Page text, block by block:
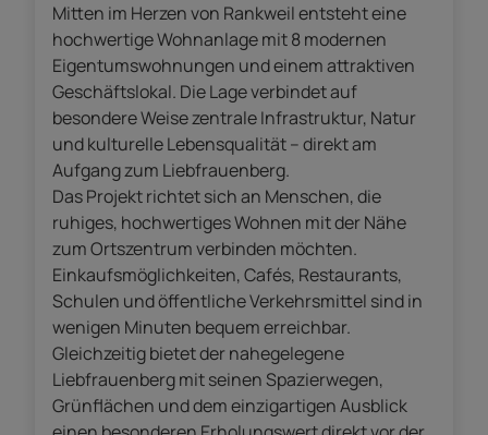
Mitten im Herzen von Rankweil entsteht eine
hochwertige Wohnanlage mit 8 modernen
Eigentumswohnungen und einem attraktiven
Geschäftslokal. Die Lage verbindet auf
besondere Weise zentrale Infrastruktur, Natur
und kulturelle Lebensqualität – direkt am
Aufgang zum Liebfrauenberg.
Das Projekt richtet sich an Menschen, die
ruhiges, hochwertiges Wohnen mit der Nähe
zum Ortszentrum verbinden möchten.
Einkaufsmöglichkeiten, Cafés, Restaurants,
Schulen und öffentliche Verkehrsmittel sind in
wenigen Minuten bequem erreichbar.
Gleichzeitig bietet der nahegelegene
Liebfrauenberg mit seinen Spazierwegen,
Grünflächen und dem einzigartigen Ausblick